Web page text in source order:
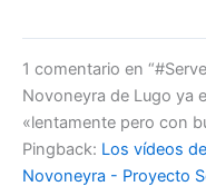
1 comentario en
Novoneyra de Lugo ya
«lentamente pero con
Pingback: Los vídeos
Novoneyra - Proyecto